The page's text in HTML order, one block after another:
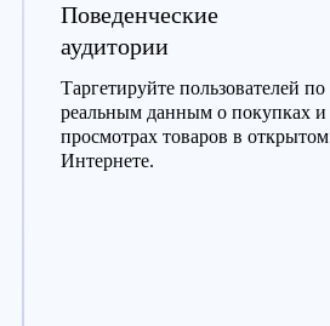
Поведенческие
аудитории
Таргетируйте пользователей по
реальным данным о покупках и
просмотрах товаров в открытом
Интернете.